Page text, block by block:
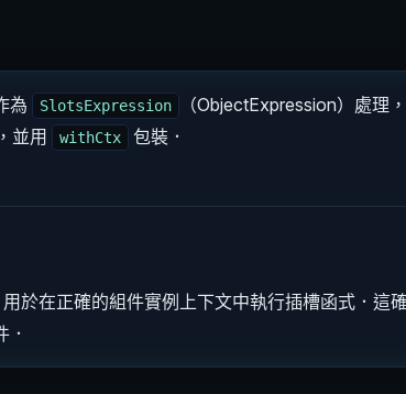
為 SlotsExpression （ObjectExpression）處理
並用 withCtx 包裝．
於在正確的組件實例上下文中執行插槽函式．這
．